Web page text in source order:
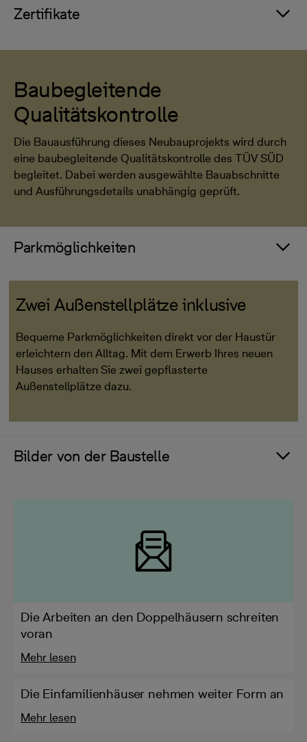
Zertifikate
Baubegleitende
Qualitätskontrolle
Die Bauausführung dieses Neubauprojekts wird durch
eine baubegleitende Qualitätskontrolle des TÜV SÜD
begleitet. Dabei werden ausgewählte Bauabschnitte
und Ausführungsdetails unabhängig geprüft.
Parkmöglichkeiten
Zwei Außenstellplätze inklusive
Bequeme Parkmöglichkeiten direkt vor der Haustür
erleichtern den Alltag. Mit dem Erwerb Ihres neuen
Hauses erhalten Sie zwei gepflasterte
Außenstellplätze dazu.
Bilder von der Baustelle
Die Arbeiten an den Doppelhäusern schreiten
voran
Mehr lesen
Die Einfamilienhäuser nehmen weiter Form an
Mehr lesen